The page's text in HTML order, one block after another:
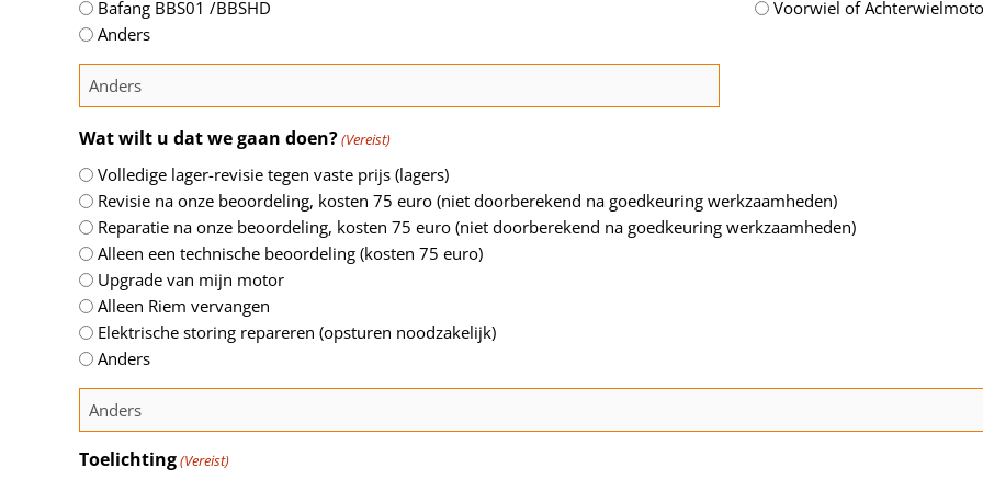
Bafang BBS01 /BBSHD
Voorwiel of
Anders
Wat wilt u dat we gaan doen?(Vereist)
Volledige lager-revisie tegen vaste prijs (lagers)
Revisie na onze beoordeling, kosten 75 euro (niet doorberekend na goedkeuring werkzaamheden)
Reparatie na onze beoordeling, kosten 75 euro (niet doorberekend na goedkeuring werkzaamheden)
Alleen een technische beoordeling (kosten 75 euro)
Upgrade van mijn motor
Alleen Riem vervangen
Elektrische storing repareren (opsturen noodzakelijk)
Anders
Toelichting(Vereist)